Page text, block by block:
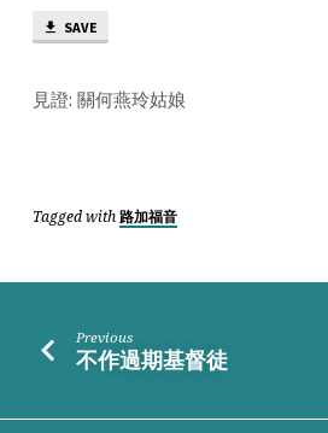
SAVE
見證: 關何燕玲姑娘
Tagged with 路加福音
Previous
不作過期基督徒